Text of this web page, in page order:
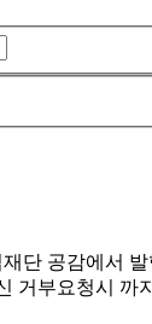
단 공감에서
거부요청시 까지